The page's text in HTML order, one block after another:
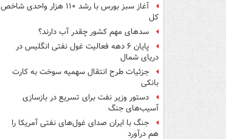
آغاز سبز بورس با رشد ۱۱۰ هزار واحدی شاخص
کل
سدهای مهم کشور چقدر آب دارند؟
پایان ۶ دهه فعالیت غول نفتی انگلیس در
دریای شمال
جزئیات طرح انتقال سهمیه سوخت به کارت
بانکی
دستور وزیر نفت برای تسریع در بازسازی
آسیب‌های جنگ
جنگ با ایران صدای غول‌های نفتی آمریکا را
هم درآورد